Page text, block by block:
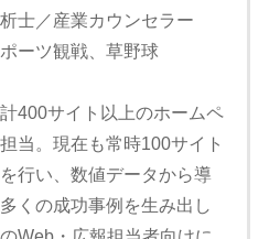
士／産業カウンセラー
ーツ観戦、草野球
400サイト以上のホームペ
当。現在も常時100サイト
行い、数値データから導
くの成功事例を生み出し